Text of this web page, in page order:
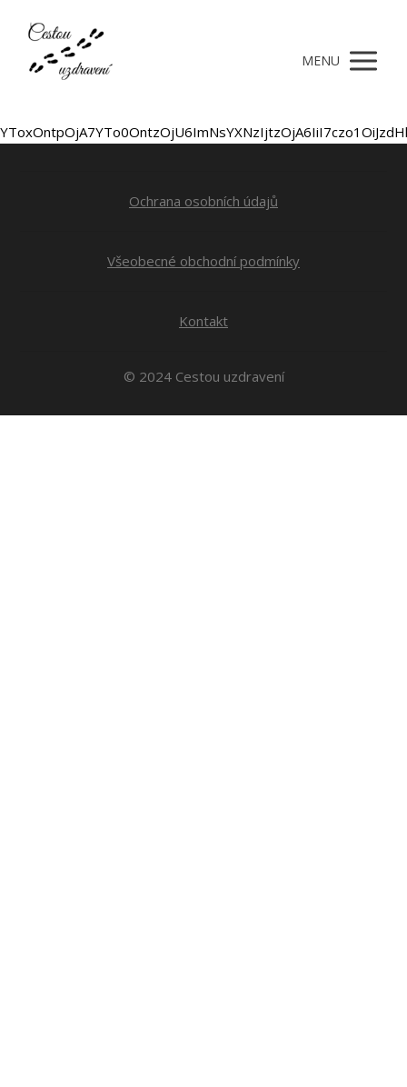
MENU
Ochrana osobních údajů
Všeobecné obchodní podmínky
Kontakt
© 2024 Cestou uzdravení